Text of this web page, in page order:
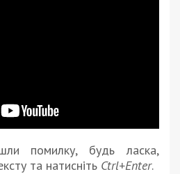
помилку, будь ласка,
та натисніть Ctrl+Enter.